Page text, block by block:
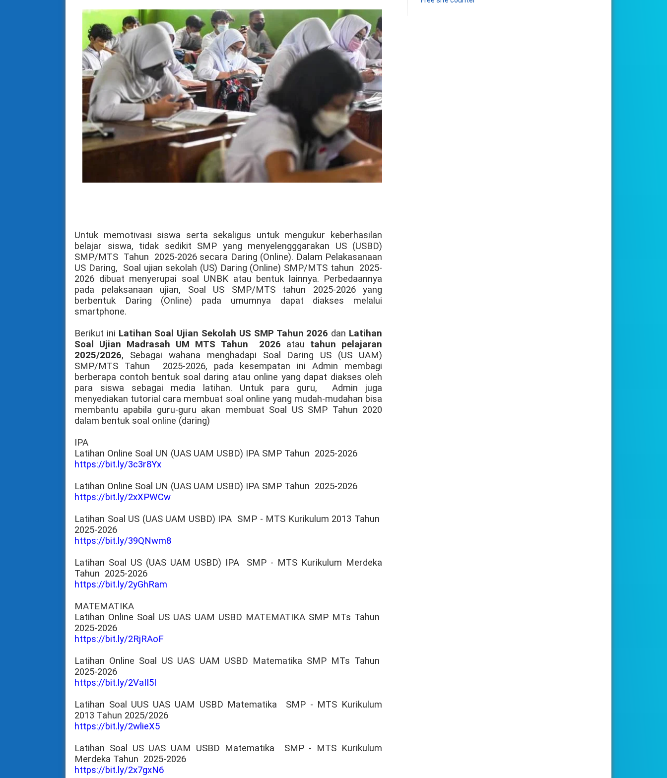
Untuk memotivasi siswa serta sekaligus untuk mengukur keberhasilan
belajar siswa, tidak sedikit SMP yang menyelengggarakan US (USBD)
SMP/MTS Tahun 2025-2026secara Daring (Online). Dalam Pelakasanaan
US Daring, Soal ujian sekolah (US) Daring (Online) SMP/MTS tahun 2025-
2026 dibuat menyerupai soal UNBK atau bentuk lainnya. Perbedaannya
pada pelaksanaan ujian, Soal US SMP/MTS tahun 2025-2026 yang
berbentuk Daring (Online) pada umumnya dapat diakses melalui
smartphone.
Berikut ini Latihan Soal Ujian Sekolah US SMP Tahun 2026 dan Latihan
Soal Ujian Madrasah UM MTS Tahun
2026 atau tahun pelajaran
2025/2026, Sebagai wahana menghadapi Soal Daring US (US UAM)
SMP/MTS Tahun
2025-2026, pada kesempatan ini Admin membagi
berberapa contoh bentuk soal daring atau online yang dapat diakses oleh
para siswa sebagai media latihan. Untuk para guru, Admin juga
menyediakan tutorial cara membuat soal online yang mudah-mudahan bisa
membantu apabila guru-guru akan membuat Soal US SMP Tahun 2020
dalam bentuk soal online (daring)
IPA
Latihan Online Soal UN (UAS UAM USBD) IPA SMP Tahun 2025-2026
https://bit.ly/3c3r8Yx
Latihan Online Soal UN (UAS UAM USBD) IPA SMP Tahun 2025-2026
https://bit.ly/2xXPWCw
Latihan Soal US (UAS UAM USBD) IPA SMP - MTS Kurikulum 2013 Tahun
2025-2026
https://bit.ly/39QNwm8
Latihan Soal US (UAS UAM USBD) IPA SMP - MTS Kurikulum Merdeka
Tahun 2025-2026
https://bit.ly/2yGhRam
MATEMATIKA
Latihan Online Soal US UAS UAM USBD MATEMATIKA SMP MTs Tahun
2025-2026
https://bit.ly/2RjRAoF
Latihan Online Soal US UAS UAM USBD Matematika SMP MTs Tahun
2025-2026
https://bit.ly/2VaII5I
Latihan Soal UUS UAS UAM USBD Matematika SMP - MTS Kurikulum
2013 Tahun 2025/2026
https://bit.ly/2wlieX5
Latihan Soal US UAS UAM USBD Matematika SMP - MTS Kurikulum
Merdeka Tahun 2025-2026
https://bit.ly/2x7gxN6